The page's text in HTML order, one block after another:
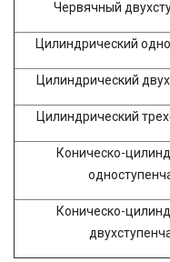
Червячный
Цилиндрический
Цилиндрический
Цилиндрический
Коническо-
Коническо-